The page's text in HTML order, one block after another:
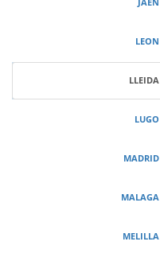
JAEN
LEON
LLEIDA
LUGO
MADRID
MALAGA
MELILLA